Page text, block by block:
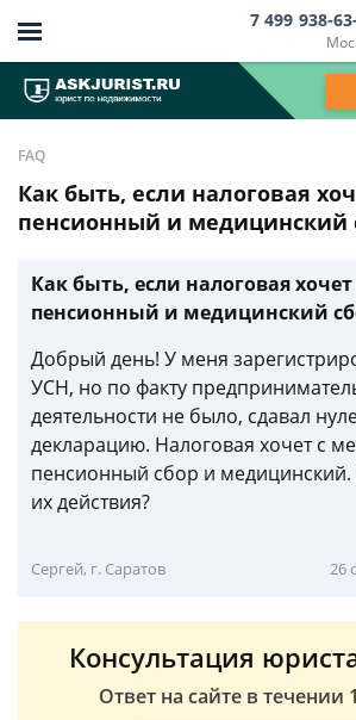
7 499 938-
FAQ
Как быть, если налоговая
пенсионный и медицинский
Как быть, если налоговая
пенсионный и медицинский
Добрый день! У меня
УСН, но по факту
деятельности не было, сдавал
декларацию. Налоговая хочет с
пенсионный сбор и
их действия?
Сергей, г. Саратов 26
Консультация
Ответ на сайте в течении